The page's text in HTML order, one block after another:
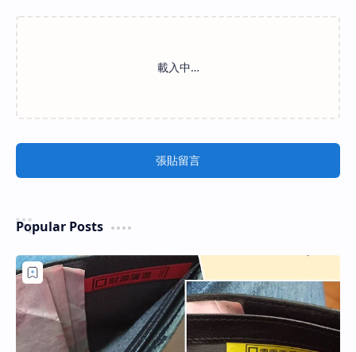
張貼留言
Popular Posts